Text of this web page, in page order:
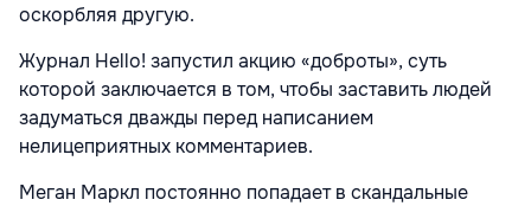
оскорбляя другую.
Журнал Hello! запустил акцию «доброты», суть
которой заключается в том, чтобы заставить людей
задуматься дважды перед написанием
нелицеприятных комментариев.
Меган Маркл постоянно попадает в скандальные